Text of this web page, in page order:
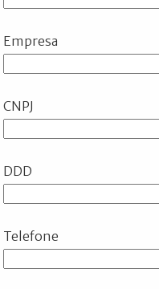
Empresa
CNPJ
DDD
Telefone